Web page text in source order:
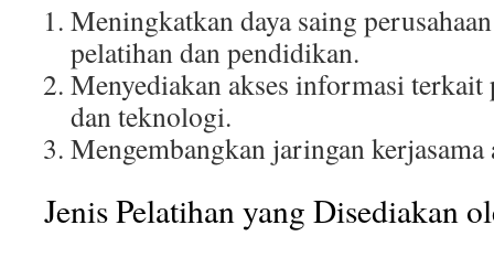
Meningkatkan daya saing
pelatihan dan pendidikan.
Menyediakan akses informasi
dan teknologi.
Mengembangkan jaringan kerjasama
Jenis Pelatihan yang Disediakan